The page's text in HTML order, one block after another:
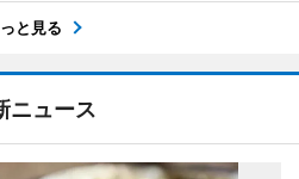
と見る
ニュース